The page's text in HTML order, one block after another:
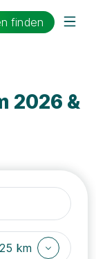
finden
2026 &
25 km